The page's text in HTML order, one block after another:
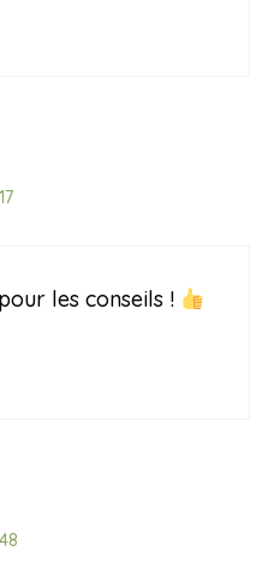
les conseils !